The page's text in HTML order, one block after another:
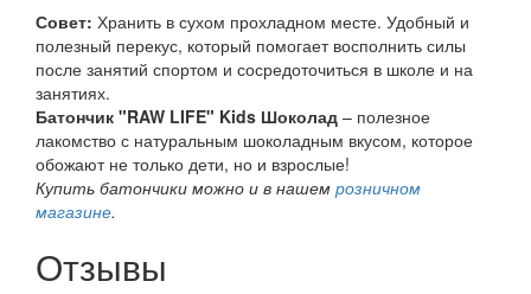
Совет: Хранить в сухом прохладном месте. Удобный и
полезный перекус, который помогает восполнить силы
после занятий спортом и сосредоточиться в школе и на
занятиях.
Батончик "RAW LIFE" Kids Шоколад – полезное
лакомство с натуральным шоколадным вкусом, которое
обожают не только дети, но и взрослые!
Купить батончики можно и в нашем розничном
магазине.
Отзывы